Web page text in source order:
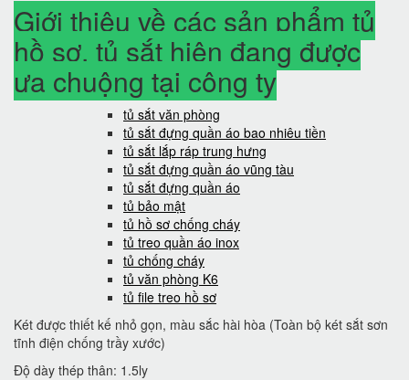
Giới thiệu về các sản phẩm tủ
hồ sơ, tủ sắt hiện đang được
ưa chuộng tại công ty
tủ sắt văn phòng
tủ sắt đựng quần áo bao nhiêu tiền
tủ sắt lắp ráp trung hưng
tủ sắt đựng quần áo vũng tàu
tủ sắt đựng quần áo
tủ bảo mật
tủ hồ sơ chống cháy
tủ treo quần áo inox
tủ chống cháy
tủ văn phòng K6
tủ file treo hồ sơ
Két được thiết kế nhỏ gọn, màu sắc hài hòa (Toàn bộ két sắt sơn
tĩnh điện chống trầy xước)
Độ dày thép thân: 1.5ly